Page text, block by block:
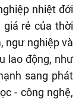
nhiệt đới
giá rẻ của thời
ngư nghiệp và
lao động, như
sang phát
- công nghệ,